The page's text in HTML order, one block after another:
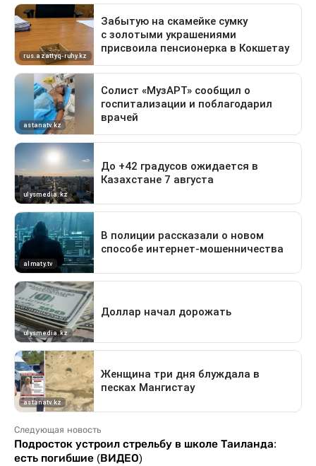
Следующая новость
Подросток устроил стрельбу в школе Таиланда:
есть погибшие (ВИДЕО)